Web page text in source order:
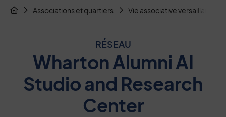
Fil d'Arianne de la page
Page d'accueil du site
Associations et quartiers Vie associative versaillaise
RÉSEAU
Wharton Alumni AI
Studio and Research
Center